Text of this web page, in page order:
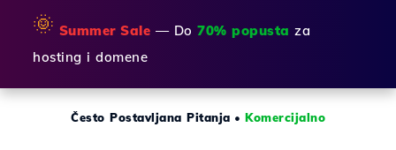
🌞 Summer Sale — Do 70% popusta za
hosting i domene
Često Postavljana Pitanja • Komercijalno